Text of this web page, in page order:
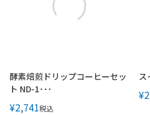
酵素焙煎ドリップコーヒーセッ
ト ND-1･･･
¥2,741税込
ス
¥